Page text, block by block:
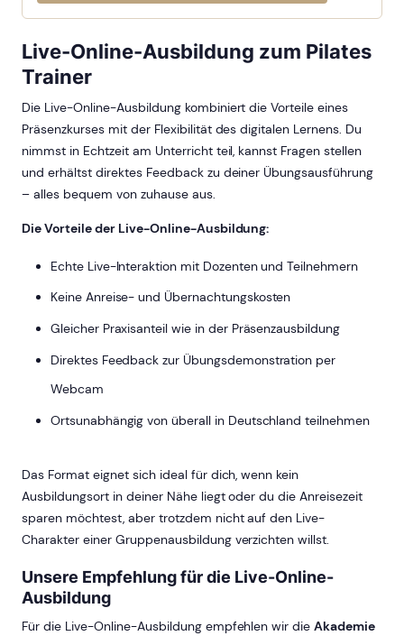
Live-Online-Ausbildung zum Pilates
Trainer
Die Live-Online-Ausbildung kombiniert die Vorteile eines
Präsenzkurses mit der Flexibilität des digitalen Lernens. Du
nimmst in Echtzeit am Unterricht teil, kannst Fragen stellen
und erhältst direktes Feedback zu deiner Übungsausführung
– alles bequem von zuhause aus.
Die Vorteile der Live-Online-Ausbildung:
Echte Live-Interaktion mit Dozenten und Teilnehmern
Keine Anreise- und Übernachtungskosten
Gleicher Praxisanteil wie in der Präsenzausbildung
Direktes Feedback zur Übungsdemonstration per
Webcam
Ortsunabhängig von überall in Deutschland teilnehmen
Das Format eignet sich ideal für dich, wenn kein
Ausbildungsort in deiner Nähe liegt oder du die Anreisezeit
sparen möchtest, aber trotzdem nicht auf den Live-
Charakter einer Gruppenausbildung verzichten willst.
Unsere Empfehlung für die Live-Online-
Ausbildung
Für die Live-Online-Ausbildung empfehlen wir dieAkademie